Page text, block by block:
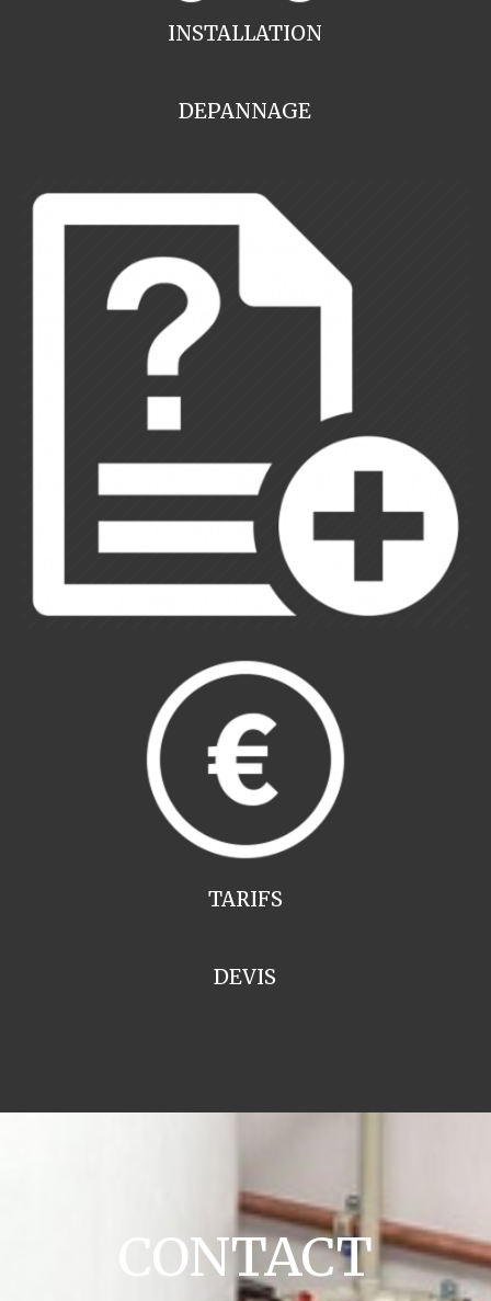
INSTALLATION
DEPANNAGE
TARIFS
DEVIS
CONTACT